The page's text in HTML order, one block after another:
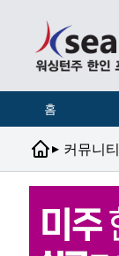
홈
▸ 커뮤니티